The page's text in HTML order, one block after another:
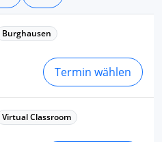
Burghausen
Termin wählen
Virtual Classroom